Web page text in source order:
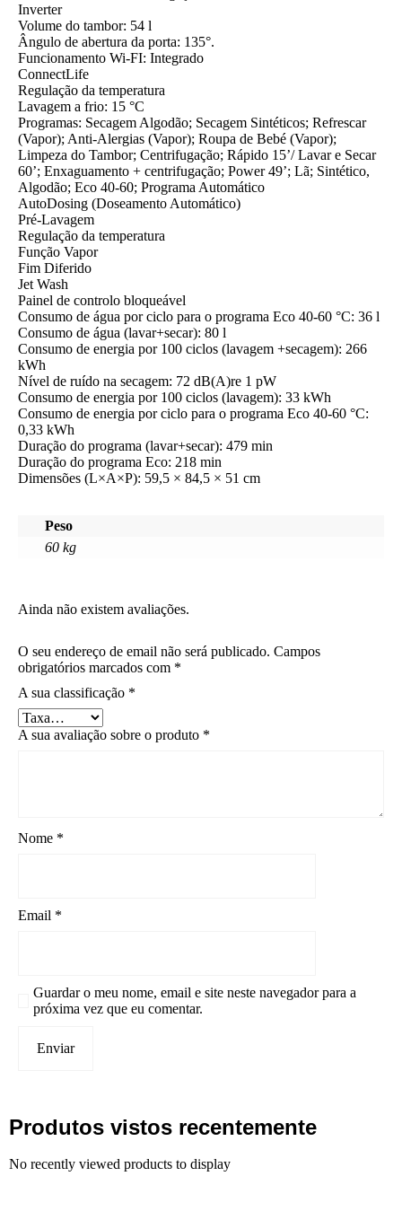
Inverter
Volume do tambor: 54 l
Ângulo de abertura da porta: 135°.
Funcionamento Wi-FI: Integrado
ConnectLife
Regulação da temperatura
Lavagem a frio: 15 °C
Programas: Secagem Algodão; Secagem Sintéticos; Refrescar
(Vapor); Anti-Alergias (Vapor); Roupa de Bebé (Vapor);
Limpeza do Tambor; Centrifugação; Rápido 15’/ Lavar e Secar
60’; Enxaguamento + centrifugação; Power 49’; Lã; Sintético,
Algodão; Eco 40-60; Programa Automático
AutoDosing (Doseamento Automático)
Pré-Lavagem
Regulação da temperatura
Função Vapor
Fim Diferido
Jet Wash
Painel de controlo bloqueável
Consumo de água por ciclo para o programa Eco 40-60 °C: 36 l
Consumo de água (lavar+secar): 80 l
Consumo de energia por 100 ciclos (lavagem +secagem): 266
kWh
Nível de ruído na secagem: 72 dB(A)re 1 pW
Consumo de energia por 100 ciclos (lavagem): 33 kWh
Consumo de energia por ciclo para o programa Eco 40-60 °C:
0,33 kWh
Duração do programa (lavar+secar): 479 min
Duração do programa Eco: 218 min
Dimensões (L×A×P): 59,5 × 84,5 × 51 cm
Peso
60 kg
Ainda não existem avaliações.
O seu endereço de email não será publicado. Campos
obrigatórios marcados com *
A sua classificação *
A sua avaliação sobre o produto *
Nome *
Email *
Guardar o meu nome, email e site neste navegador para a
próxima vez que eu comentar.
Produtos vistos recentemente
No recently viewed products to display